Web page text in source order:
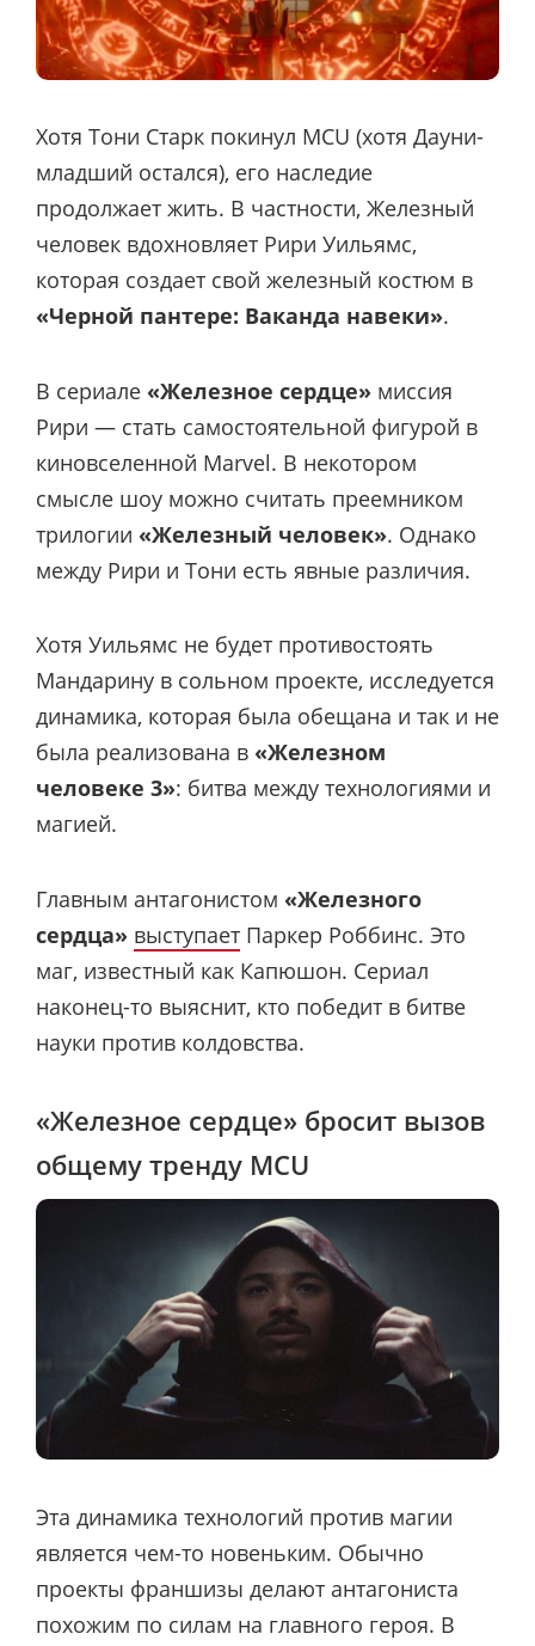
Хотя Тони Старк покинул MCU (хотя Дауни-
младший остался), его наследие
продолжает жить. В частности, Железный
человек вдохновляет Рири Уильямс,
которая создает свой железный костюм в
«Черной пантере: Ваканда навеки».
В сериале «Железное сердце» миссия
Рири — стать самостоятельной фигурой в
киновселенной Marvel. В некотором
смысле шоу можно считать преемником
трилогии «Железный человек». Однако
между Рири и Тони есть явные различия.
Хотя Уильямс не будет противостоять
Мандарину в сольном проекте, исследуется
динамика, которая была обещана и так и не
была реализована в «Железном
человеке 3»: битва между технологиями и
магией.
Главным антагонистом «Железного
сердца» выступает Паркер Роббинс. Это
маг, известный как Капюшон. Сериал
наконец-то выяснит, кто победит в битве
науки против колдовства.
«Железное сердце» бросит вызов
общему тренду MCU
Эта динамика технологий против магии
является чем-то новеньким. Обычно
проекты франшизы делают антагониста
похожим по силам на главного героя. В